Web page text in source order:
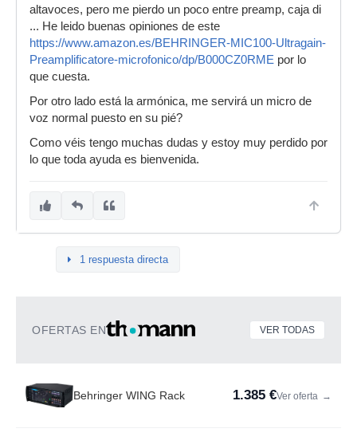
altavoces, pero me pierdo un poco entre preamp, caja di
... He leido buenas opiniones de este
https://www.amazon.es/BEHRINGER-MIC100-Ultragain-
Preamplificatore-microfonico/dp/B000CZ0RME por lo
que cuesta.
Por otro lado está la armónica, me servirá un micro de
voz normal puesto en su pié?
Como véis tengo muchas dudas y estoy muy perdido por
lo que toda ayuda es bienvenida.
1 respuesta directa
OFERTAS EN VER TODAS
Behringer WING Rack 1.385 €Ver oferta →